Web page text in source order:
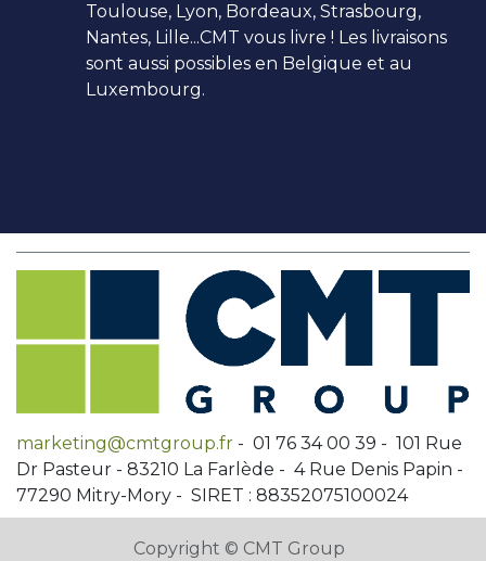
Toulouse, Lyon, Bordeaux, Strasbourg,
Nantes, Lille...CMT vous livre ! Les livraisons
sont aussi possibles en Belgique et au
Luxembourg.
marketing@cmtgroup.fr - 01 76 34 00 39 - 101 Rue
Dr Pasteur - 83210 La Farlède - 4 Rue Denis Papin -
77290 Mitry-Mory - SIRET : 88352075100024
Copyright © CMT Group